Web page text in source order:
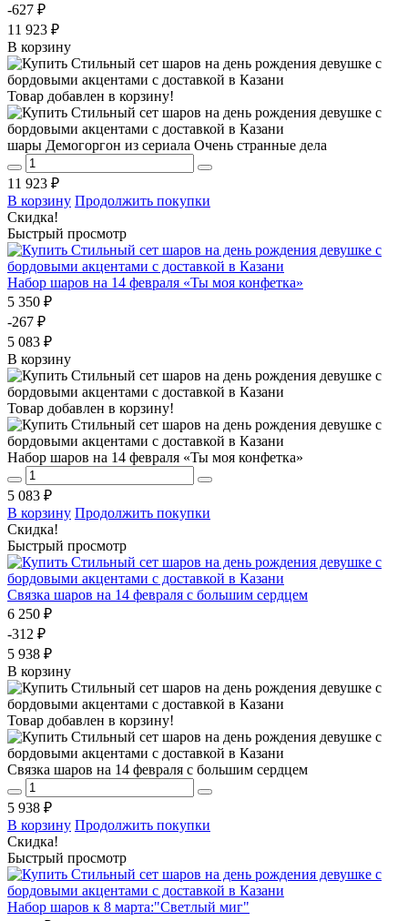
-627 ₽
11 923 ₽
В корзину
Товар добавлен в корзину!
шары Демогоргон из сериала Очень странные дела
11 923 ₽
В корзину Продолжить покупки
Скидка!
Быстрый просмотр
Набор шаров на 14 февраля «Ты моя конфетка»
5 350 ₽
-267 ₽
5 083 ₽
В корзину
Товар добавлен в корзину!
Набор шаров на 14 февраля «Ты моя конфетка»
5 083 ₽
В корзину Продолжить покупки
Скидка!
Быстрый просмотр
Связка шаров на 14 февраля с большим сердцем
6 250 ₽
-312 ₽
5 938 ₽
В корзину
Товар добавлен в корзину!
Связка шаров на 14 февраля с большим сердцем
5 938 ₽
В корзину Продолжить покупки
Скидка!
Быстрый просмотр
Набор шаров к 8 марта:"Светлый миг"